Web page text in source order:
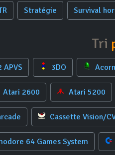
Stratégie Survival
Tri
APVS 3DO
Atari 2600 Atari 5200
Cassette Vision/
64 Games System